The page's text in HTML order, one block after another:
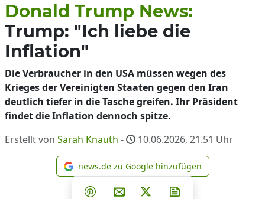
Donald Trump News:
Trump: "Ich liebe die
Inflation"
Die Verbraucher in den USA müssen wegen des
Krieges der Vereinigten Staaten gegen den Iran
deutlich tiefer in die Tasche greifen. Ihr Präsident
findet die Inflation dennoch spitze.
Erstellt von Sarah Knauth - 10.06.2026, 21.51 Uhr
news.de zu Google
news.de zu Google hinzufügen
Teilen auf Facebook
Teilen auf Whatsapp
Teilen auf Telegram
Teilen auf Pinterest
Per E-Mail teilen
Post auf X